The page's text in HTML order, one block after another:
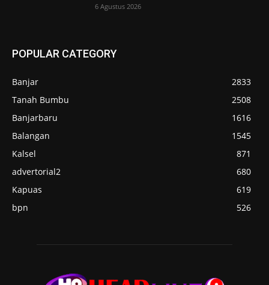
6 Agustus 2026
POPULAR CATEGORY
Banjar
2833
Tanah Bumbu
2508
Banjarbaru
1616
Balangan
1545
Kalsel
871
advertorial2
680
Kapuas
619
bpn
526